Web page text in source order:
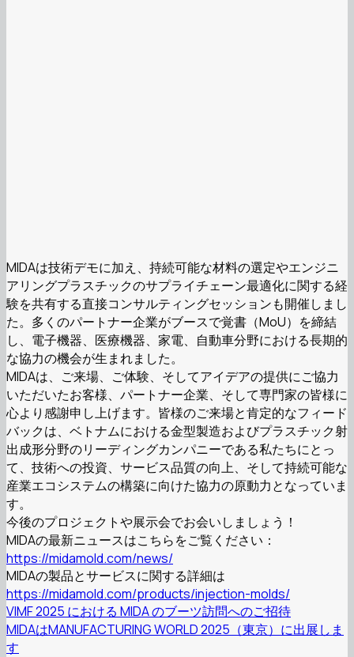
MIDAは技術デモに加え、持続可能な材料の選定やエンジニ
アリングプラスチックのサプライチェーン最適化に関する経
験を共有する直接コンサルティングセッションも開催しまし
た。多くのパートナー企業がブースで覚書（MoU）を締結
し、電子機器、医療機器、家電、自動車分野における長期的
な協力の機会が生まれました。
MIDAは、ご来場、ご体験、そしてアイデアの提供にご協力
いただいたお客様、パートナー企業、そして専門家の皆様に
心より感謝申し上げます。皆様のご来場と肯定的なフィード
バックは、ベトナムにおける金型製造およびプラスチック射
出成形分野のリーディングカンパニーである私たちにとっ
て、技術への投資、サービス品質の向上、そして持続可能な
産業エ​​コシステムの構築に向けた協力の原動力となっていま
す。
今後のプロジェクトや展示会でお会いしましょう！
MIDAの最新ニュースはこちらをご覧ください：
https://midamold.com/news/
MIDAの製品とサービスに関する詳細は
https://midamold.com/products/injection-molds/
VIMF 2025 における MIDA のブーツ訪問へのご招待
MIDAはMANUFACTURING WORLD 2025（東京）に出展しま
す